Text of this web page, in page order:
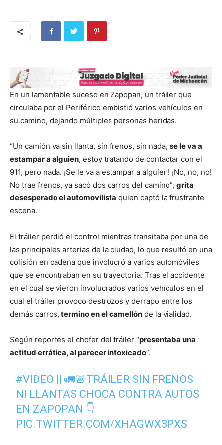
En un lamentable suceso en Zapopan, un tráiler que
circulaba por el Periférico embistió varios vehículos en
su camino, dejando múltiples personas heridas.
“Un camión va sin llanta, sin frenos, sin nada, se le va a
estampar a alguien, estoy tratando de contactar con el
911, pero nada. ¡Se le va a estampar a alguien! ¡No, no, no!
No trae frenos, ya sacó dos carros del camino”, grita
desesperado el automovilista quien captó la frustrante
escena.
El tráiler perdió el control mientras transitaba por una de
las principales arterias de la ciudad, lo que resultó en una
colisión en cadena que involucró a varios automóviles
que se encontraban en su trayectoria. Tras el accidente
en el cual se vieron involucrados varios vehículos en el
cual el tráiler provoco destrozos y derrapo entre los
demás carros, termino en el camellón de la vialidad.
Según reportes el chofer del tráiler “presentaba una
actitud errática, al parecer intoxicado”.
#VIDEO || 🚛🚨TRÁILER SIN FRENOS
NI LLANTAS CHOCA CONTRA AUTOS
EN ZAPOPAN 👇
PIC.TWITTER.COM/XHAGWX3PXS